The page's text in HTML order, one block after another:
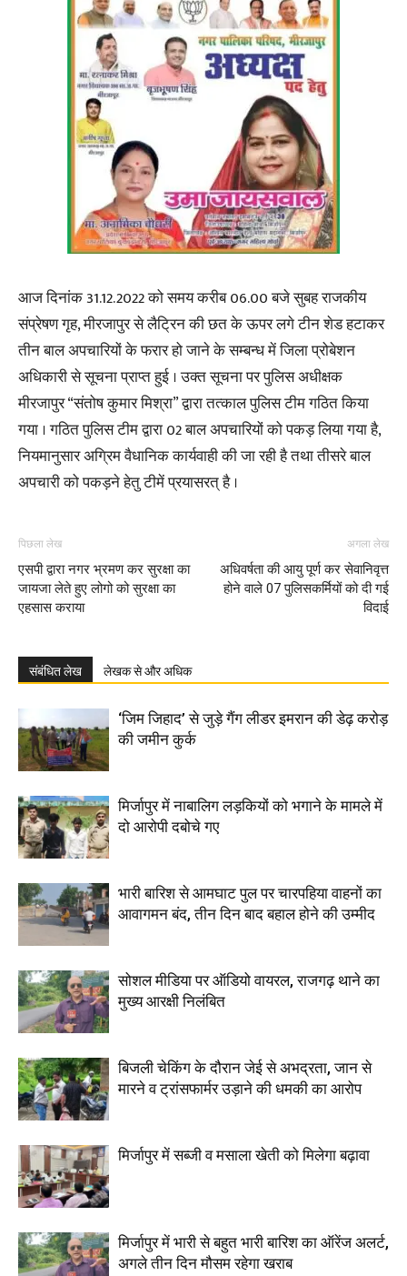
आज दिनांक 31.12.2022 को समय करीब 06.00 बजे सुबह राजकीय
संप्रेषण गृह, मीरजापुर से लैट्रिन की छत के ऊपर लगे टीन शेड हटाकर
तीन बाल अपचारियों के फरार हो जाने के सम्बन्ध में जिला प्रोबेशन
अधिकारी से सूचना प्राप्त हुई । उक्त सूचना पर पुलिस अधीक्षक
मीरजापुर “संतोष कुमार मिश्रा” द्वारा तत्काल पुलिस टीम गठित किया
गया । गठित पुलिस टीम द्वारा 02 बाल अपचारियों को पकड़ लिया गया है,
नियमानुसार अग्रिम वैधानिक कार्यवाही की जा रही है तथा तीसरे बाल
अपचारी को पकड़ने हेतु टीमें प्रयासरत् है ।
पिछला लेख
एसपी द्वारा नगर भ्रमण कर सुरक्षा का
जायजा लेते हुए लोगो को सुरक्षा का
एहसास कराया
अगला लेख
अधिवर्षता की आयु पूर्ण कर सेवानिवृत्त
होने वाले 07 पुलिसकर्मियों को दी गई
विदाई
संबंधित लेख लेखक से और अधिक
‘जिम जिहाद’ से जुड़े गैंग लीडर इमरान की डेढ़ करोड़
की जमीन कुर्क
मिर्जापुर में नाबालिग लड़कियों को भगाने के मामले में
दो आरोपी दबोचे गए
भारी बारिश से आमघाट पुल पर चारपहिया वाहनों का
आवागमन बंद, तीन दिन बाद बहाल होने की उम्मीद
सोशल मीडिया पर ऑडियो वायरल, राजगढ़ थाने का
मुख्य आरक्षी निलंबित
बिजली चेकिंग के दौरान जेई से अभद्रता, जान से
मारने व ट्रांसफार्मर उड़ाने की धमकी का आरोप
मिर्जापुर में सब्जी व मसाला खेती को मिलेगा बढ़ावा
मिर्जापुर में भारी से बहुत भारी बारिश का ऑरेंज अलर्ट,
अगले तीन दिन मौसम रहेगा खराब